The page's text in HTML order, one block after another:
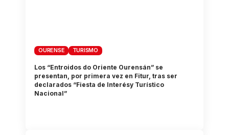
OURENSE TURISMO
Los “Entroidos do Oriente Ourensán” se
presentan, por primera vez en Fitur, tras ser
declarados “Fiesta de Interésy Turístico
Nacional”